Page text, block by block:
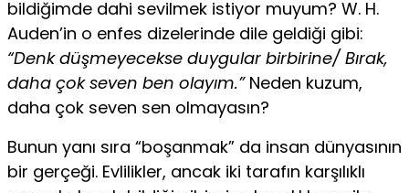
bildiğimde dahi sevilmek istiyor muyum? W. H.
Auden’in o enfes dizele­rinde dile geldiği gibi:
“Denk düşmeyecekse duygular birbi­rine/ Bırak,
daha çok seven ben olayım.”Neden kuzum,
daha çok seven sen olmayasın?
Bunun yanı sıra “boşanmak” da insan dünyasının
bir ger­çeği. Evlilikler, ancak iki tarafın karşılıklı